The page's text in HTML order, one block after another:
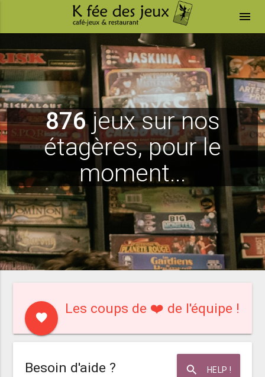
menu
876jeux sur nos
étagères, pour le
moment...
favorite
Les coups de ❤️ de l'équipe !
search HELP !
Besoin d'aide ?